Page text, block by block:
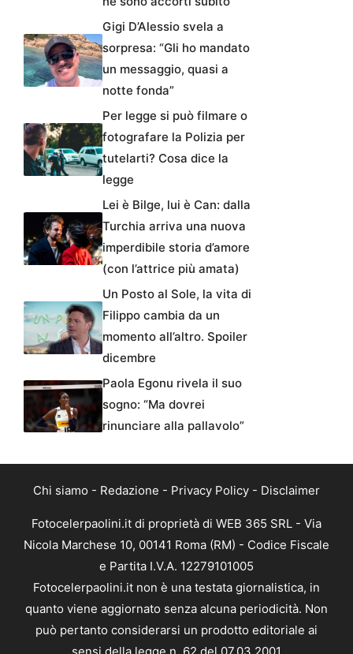
Gigi D’Alessio svela a
sorpresa: “Gli ho mandato
un messaggio, quasi a
notte fonda”
Per legge si può filmare o
fotografare la Polizia per
tutelarti? Cosa dice la
legge
Lei è Bilge, lui è Can: dalla
Turchia arriva una nuova
imperdibile storia d’amore
(con l’attrice più amata)
Un Posto al Sole, la vita di
Filippo cambia da un
momento all’altro. Spoiler
dicembre
Paola Egonu rivela il suo
sogno: “Ma dovrei
rinunciare alla pallavolo”
Chi siamo - Redazione - Privacy Policy - Disclaimer
Fotocelerpaolini.it di proprietà di WEB 365 SRL - Via
Nicola Marchese 10, 00141 Roma (RM) - Codice Fiscale
e Partita I.V.A. 12279101005
Fotocelerpaolini.it non è una testata giornalistica, in
quanto viene aggiornato senza alcuna periodicità. Non
può pertanto considerarsi un prodotto editoriale ai